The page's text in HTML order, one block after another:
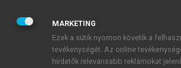
JELSZÓ
JELSZÓ ÚJRA
MARKETING
Ezek a sütik nyomon követik a
tevékenységét. Az online
hirdetők relevánsabb reklámokat